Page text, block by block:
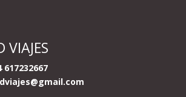
VIAJES